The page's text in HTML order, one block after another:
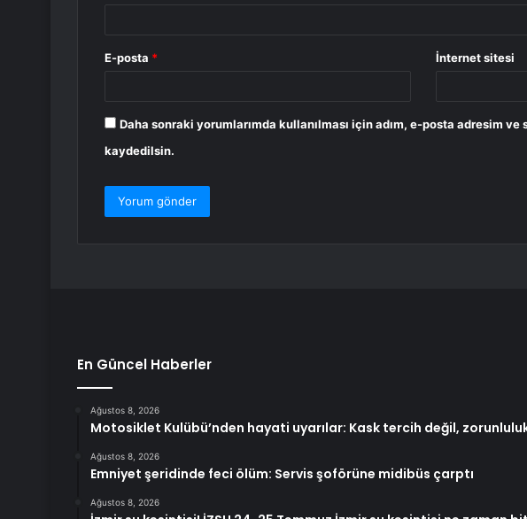
E-posta * İnternet sitesi
Daha sonraki yorumlarımda kullanılması için adım, e-posta adresim ve
kaydedilsin.
En Güncel Haberler
Ağustos 8, 2026
Motosiklet Kulübü’nden hayati uyarılar: Kask tercih değil,
Ağustos 8, 2026
Emniyet şeridinde feci ölüm: Servis şoförüne midibüs çarptı
Ağustos 8, 2026